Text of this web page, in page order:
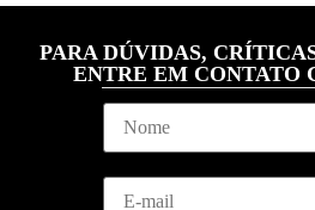
PARA DÚVIDAS,
ENTRE EM CONTATO
N
m
*
M
E